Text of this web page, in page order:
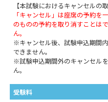
【本試験におけるキャンセルの
「キャンセル」は座席の予約を
のものの予約を取り消すことは
ん。
※キャンセル後、試験申込期間
できません。
※試験申込期間外のキャンセル
ん。
受験料